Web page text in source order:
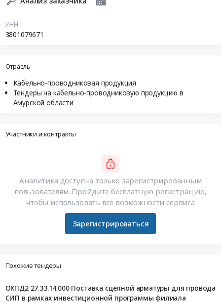
ИНН
3801079671
Отрасль
Кабельно-проводниковая продукция
Тендеры на кабельно-проводниковую продукцию в
Амурской области
Участники и контракты
Аналитика доступна только зарегистрированным
пользователям. Пройдите бесплатную регистрацию,
чтобы использовать все возможности сервиса
Зарегистрироваться
Похожие тендеры
ОКПД2 27.33.14.000 Поставка сцепной арматуры для провода
СИП в рамках инвестиционной программы филиала